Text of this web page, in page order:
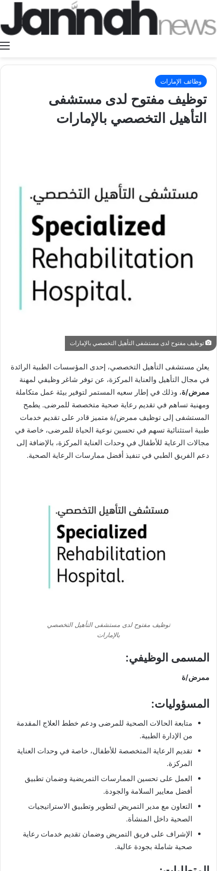
وظائف الإمارات
توظيف مفتوح لدى مستشفى
التأهيل التخصصي بالإمارات
توظيف مفتوح لدى مستشفى التأهيل التخصصي بالإمارات
يعلن مستشفى التأهيل التخصصي، إحدى المؤسسات الطبية الرائدة
في مجال التأهيل والعناية المركزة، عن توفر شاغر وظيفي لمهنة
ممرض/ة، وذلك في إطار سعيه المستمر لتوفير بيئة عمل متكاملة
ومهنية تساهم في تقديم رعاية صحية متخصصة للمرضى. يطمح
المستشفى إلى توظيف ممرض/ة متميز قادر على تقديم خدمات
طبية استثنائية تسهم في تحسين نوعية الحياة للمرضى، خاصة في
مجالات الرعاية للأطفال في وحدات العناية المركزة، بالإضافة إلى
دعم الفريق الطبي في تنفيذ أفضل ممارسات الرعاية الصحية.
توظيف مفتوح لدى مستشفى التأهيل التخصصي
بالإمارات
المسمى الوظيفي:
ممرض/ة
المسؤوليات:
متابعة الحالات الصحية للمرضى ودعم خطط العلاج المقدمة
من الإدارة الطبية.
تقديم الرعاية المتخصصة للأطفال، خاصة في وحدات العناية
المركزة.
العمل على تحسين الممارسات التمريضية وضمان تطبيق
أفضل معايير السلامة والجودة.
التعاون مع مدير التمريض لتطوير وتطبيق الاستراتيجيات
الصحية داخل المنشأة.
الإشراف على فريق التمريض وضمان تقديم خدمات رعاية
صحية شاملة بجودة عالية.